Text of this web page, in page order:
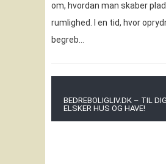
om, hvordan man skaber
rumlighed. I en tid, hvor
begreb…
BEDREBOLIGLIV.DK – TIL
ELSKER HUS OG HAVE!